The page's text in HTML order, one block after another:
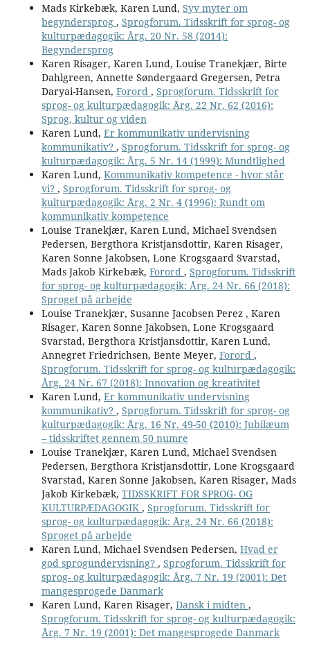
Mads Kirkebæk, Karen Lund, Syv myter om
begyndersprog , Sprogforum. Tidsskrift for sprog- og
kulturpædagogik: Årg. 20 Nr. 58 (2014):
Begyndersprog
Karen Risager, Karen Lund, Louise Tranekjær, Birte
Dahlgreen, Annette Søndergaard Gregersen, Petra
Daryai-Hansen, Forord , Sprogforum. Tidsskrift for
sprog- og kulturpædagogik: Årg. 22 Nr. 62 (2016):
Sprog, kultur og viden
Karen Lund, Er kommunikativ undervisning
kommunikativ? , Sprogforum. Tidsskrift for sprog- og
kulturpædagogik: Årg. 5 Nr. 14 (1999): Mundtlighed
Karen Lund, Kommunikativ kompetence - hvor står
vi? , Sprogforum. Tidsskrift for sprog- og
kulturpædagogik: Årg. 2 Nr. 4 (1996): Rundt om
kommunikativ kompetence
Louise Tranekjær, Karen Lund, Michael Svendsen
Pedersen, Bergthora Kristjansdottir, Karen Risager,
Karen Sonne Jakobsen, Lone Krogsgaard Svarstad,
Mads Jakob Kirkebæk, Forord , Sprogforum. Tidsskrift
for sprog- og kulturpædagogik: Årg. 24 Nr. 66 (2018):
Sproget på arbejde
Louise Tranekjær, Susanne Jacobsen Perez , Karen
Risager, Karen Sonne Jakobsen, Lone Krogsgaard
Svarstad, Bergthora Kristjansdottir, Karen Lund,
Annegret Friedrichsen, Bente Meyer, Forord ,
Sprogforum. Tidsskrift for sprog- og kulturpædagogik:
Årg. 24 Nr. 67 (2018): Innovation og kreativitet
Karen Lund, Er kommunikativ undervisning
kommunikativ? , Sprogforum. Tidsskrift for sprog- og
kulturpædagogik: Årg. 16 Nr. 49-50 (2010): Jubilæum
– tidsskriftet gennem 50 numre
Louise Tranekjær, Karen Lund, Michael Svendsen
Pedersen, Bergthora Kristjansdottir, Lone Krogsgaard
Svarstad, Karen Sonne Jakobsen, Karen Risager, Mads
Jakob Kirkebæk, TIDSSKRIFT FOR SPROG- OG
KULTURPÆDAGOGIK , Sprogforum. Tidsskrift for
sprog- og kulturpædagogik: Årg. 24 Nr. 66 (2018):
Sproget på arbejde
Karen Lund, Michael Svendsen Pedersen, Hvad er
god sprogundervisning? , Sprogforum. Tidsskrift for
sprog- og kulturpædagogik: Årg. 7 Nr. 19 (2001): Det
mangesprogede Danmark
Karen Lund, Karen Risager, Dansk i midten ,
Sprogforum. Tidsskrift for sprog- og kulturpædagogik:
Årg. 7 Nr. 19 (2001): Det mangesprogede Danmark